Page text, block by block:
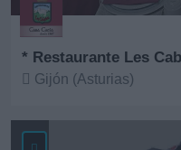
Gijón (Asturias)